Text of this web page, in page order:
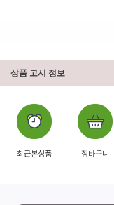
상품 고시 정보
최근본상품 장바구니